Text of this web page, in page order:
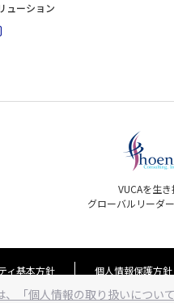
「個人情報の取り扱いについ
ューション
VUCAを生き
グローバルリーダ
ィ基本方針 個人情報保護方針
Copyright© 2005- 2026